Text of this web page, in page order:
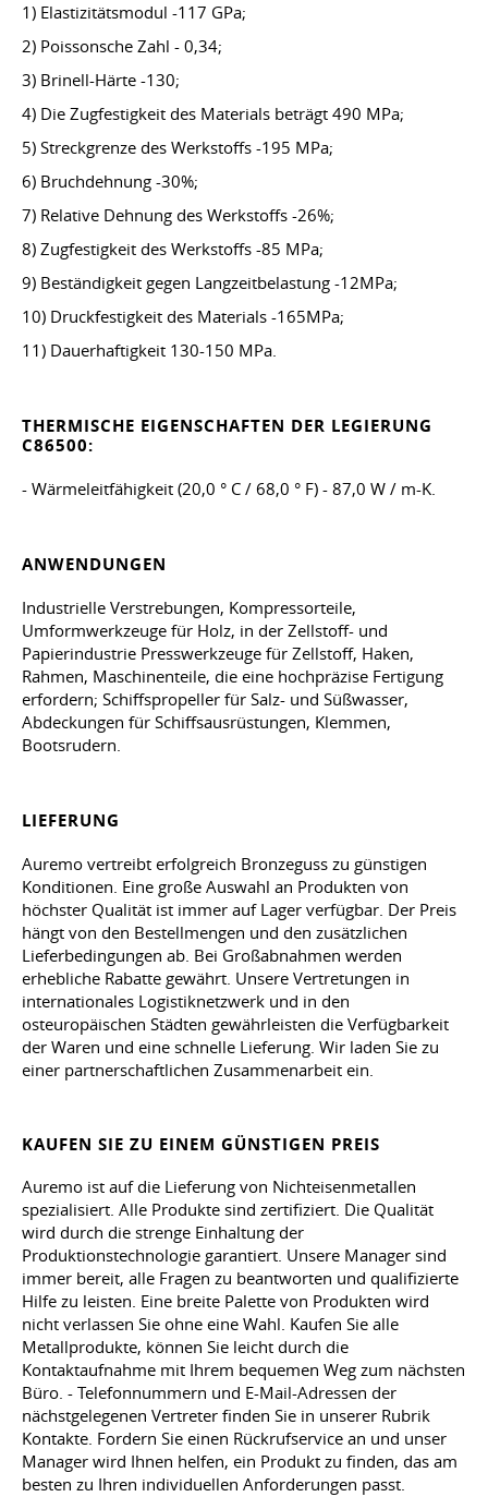
1) Elastizitätsmodul -117 GPa;
2) Poissonsche Zahl - 0,34;
3) Brinell-Härte -130;
4) Die Zugfestigkeit des Materials beträgt 490 MPa;
5) Streckgrenze des Werkstoffs -195 MPa;
6) Bruchdehnung -30%;
7) Relative Dehnung des Werkstoffs -26%;
8) Zugfestigkeit des Werkstoffs -85 MPa;
9) Beständigkeit gegen Langzeitbelastung -12MPa;
10) Druckfestigkeit des Materials -165MPa;
11) Dauerhaftigkeit 130-150 MPa.
THERMISCHE EIGENSCHAFTEN DER LEGIERUNG
C86500:
- Wärmeleitfähigkeit (20,0 ° C / 68,0 ° F) - 87,0 W / m-K.
ANWENDUNGEN
Industrielle Verstrebungen, Kompressorteile,
Umformwerkzeuge für Holz, in der Zellstoff- und
Papierindustrie Presswerkzeuge für Zellstoff, Haken,
Rahmen, Maschinenteile, die eine hochpräzise Fertigung
erfordern; Schiffspropeller für Salz- und Süßwasser,
Abdeckungen für Schiffsausrüstungen, Klemmen,
Bootsrudern.
LIEFERUNG
Auremo vertreibt erfolgreich Bronzeguss zu günstigen
Konditionen. Eine große Auswahl an Produkten von
höchster Qualität ist immer auf Lager verfügbar. Der Preis
hängt von den Bestellmengen und den zusätzlichen
Lieferbedingungen ab. Bei Großabnahmen werden
erhebliche Rabatte gewährt. Unsere Vertretungen in
internationales Logistiknetzwerk und in den
osteuropäischen Städten gewährleisten die Verfügbarkeit
der Waren und eine schnelle Lieferung. Wir laden Sie zu
einer partnerschaftlichen Zusammenarbeit ein.
KAUFEN SIE ZU EINEM GÜNSTIGEN PREIS
Auremo ist auf die Lieferung von Nichteisenmetallen
spezialisiert. Alle Produkte sind zertifiziert. Die Qualität
wird durch die strenge Einhaltung der
Produktionstechnologie garantiert. Unsere Manager sind
immer bereit, alle Fragen zu beantworten und qualifizierte
Hilfe zu leisten. Eine breite Palette von Produkten wird
nicht verlassen Sie ohne eine Wahl. Kaufen Sie alle
Metallprodukte, können Sie leicht durch die
Kontaktaufnahme mit Ihrem bequemen Weg zum nächsten
Büro. - Telefonnummern und E-Mail-Adressen der
nächstgelegenen Vertreter finden Sie in unserer Rubrik
Kontakte. Fordern Sie einen Rückrufservice an und unser
Manager wird Ihnen helfen, ein Produkt zu finden, das am
besten zu Ihren individuellen Anforderungen passt.